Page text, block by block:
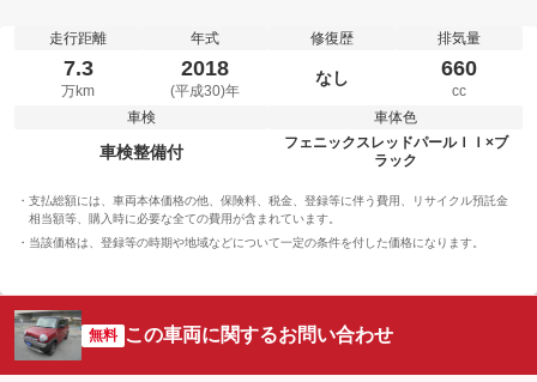
走行距離
7.3
万km
年式
2018
(平成30)年
修復歴
なし
排気量
660
cc
車検
車検整備付
車体色
フェニックスレッドパールＩＩ×ブ
ラック
支払総額には、車両本体価格の他、保険料、税金、登録等に伴う費用、リサイクル預託金
相当額等、購入時に必要な全ての費用が含まれています。
当該価格は、登録等の時期や地域などについて一定の条件を付した価格になります。
無料 この車両に関するお問い合わせ